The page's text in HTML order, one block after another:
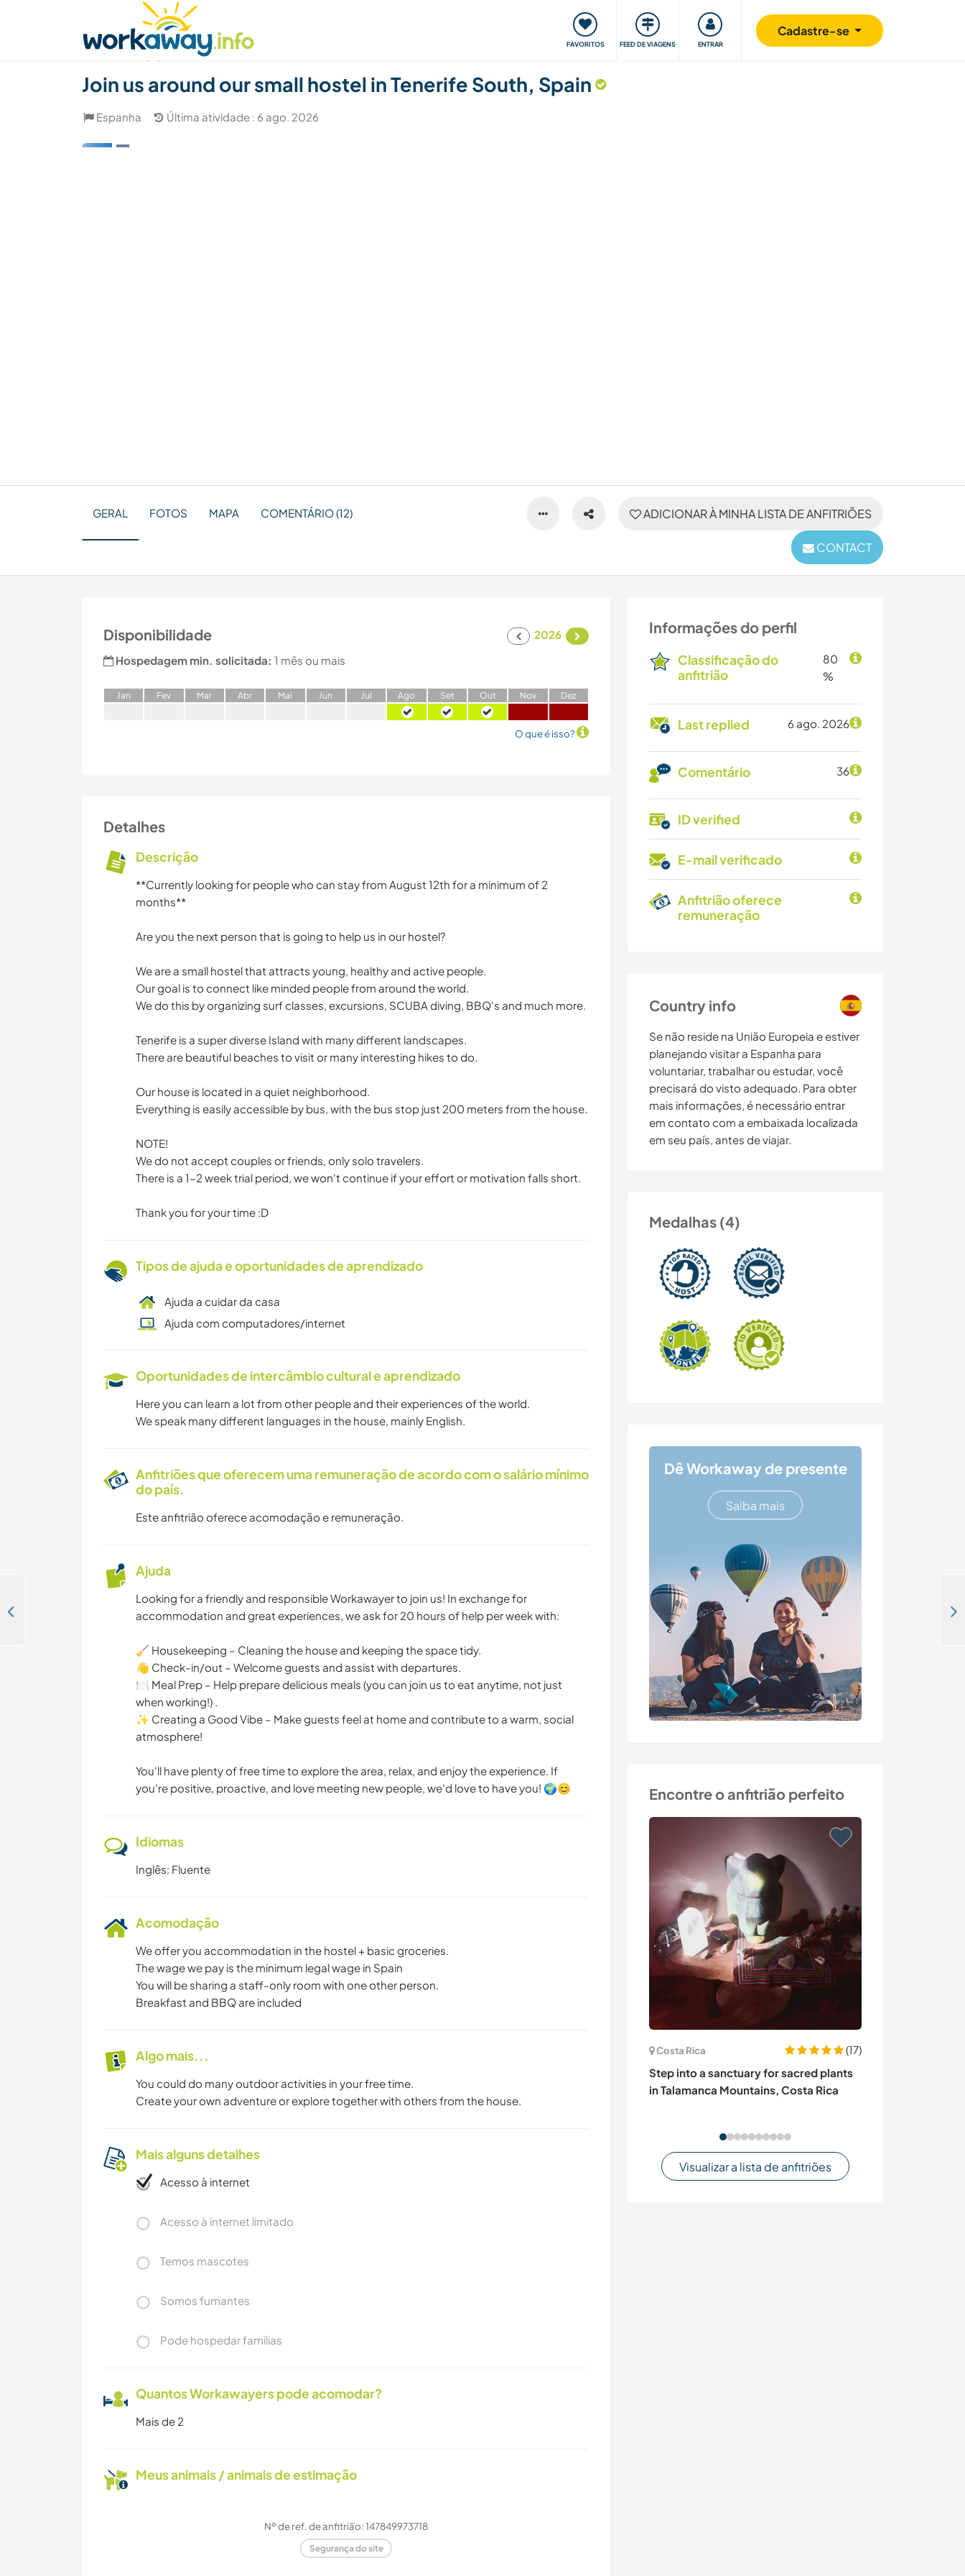
FAVORITOS FEED DE VIAGENS ENTRAR
Cadastre-se
Achar anfitrião Parceiro de viagem Viaje e aprenda Comunidade Retribuindo Segurança
Join us around our small hostel in Tenerife South, Spain
Espanha Última atividade : 6 ago. 2026
ADICIONAR À MINHA LISTA DE ANFITRIÕES
CONTACT
GERAL FOTOS MAPA COMENTÁRIO (12)
Informações do perfil
Classificação do
anfitrião
80
%
Last replied 6 ago. 2026
Comentário 36
ID verified
E-mail verificado
Anfitrião oferece
remuneração
Country info
Se não reside na União Europeia e estiver
planejando visitar a Espanha para
voluntariar, trabalhar ou estudar, você
precisará do visto adequado. Para obter
mais informações, é necessário entrar
em contato com a embaixada localizada
em seu país, antes de viajar.
Medalhas (4)
Dê Workaway de presente
Saiba mais
Encontre o anfitrião perfeito
Costa Rica
(17)
Step into a sanctuary for sacred plants
in Talamanca Mountains, Costa Rica
Visualizar a lista de anfitriões
Disponibilidade
2026
Hospedagem min. solicitada: 1 mês ou mais
Jan Fev Mar Abr Mai Jun Jul Ago Set Out Nov Dez
O que é isso?
Detalhes
Descrição
**Currently looking for people who can stay from August 12th for a minimum of 2
months**
Are you the next person that is going to help us in our hostel?
We are a small hostel that attracts young, healthy and active people.
Our goal is to connect like minded people from around the world.
We do this by organizing surf classes, excursions, SCUBA diving, BBQ's and much more.
Tenerife is a super diverse Island with many different landscapes.
There are beautiful beaches to visit or many interesting hikes to do.
Our house is located in a quiet neighborhood.
Everything is easily accessible by bus, with the bus stop just 200 meters from the house.
NOTE!
We do not accept couples or friends, only solo travelers.
There is a 1-2 week trial period, we won't continue if your effort or motivation falls short.
Thank you for your time :D
Tipos de ajuda e oportunidades de aprendizado
Ajuda a cuidar da casa
Ajuda com computadores/internet
Oportunidades de intercâmbio cultural e aprendizado
Here you can learn a lot from other people and their experiences of the world.
We speak many different languages in the house, mainly English.
Anfitriões que oferecem uma remuneração de acordo com o salário mínimo
do país.
Este anfitrião oferece acomodação e remuneração.
Ajuda
Looking for a friendly and responsible Workawayer to join us! In exchange for
accommodation and great experiences, we ask for 20 hours of help per week with:
🧹 Housekeeping – Cleaning the house and keeping the space tidy.
👋 Check-in/out – Welcome guests and assist with departures.
🍽 Meal Prep – Help prepare delicious meals (you can join us to eat anytime, not just
when working!) .
✨ Creating a Good Vibe – Make guests feel at home and contribute to a warm, social
atmosphere!
You'll have plenty of free time to explore the area, relax, and enjoy the experience. If
you're positive, proactive, and love meeting new people, we'd love to have you! 🌍😊
Idiomas
Inglês: Fluente
Acomodação
We offer you accommodation in the hostel + basic groceries.
The wage we pay is the minimum legal wage in Spain
You will be sharing a staff-only room with one other person.
Breakfast and BBQ are included
Algo mais...
You could do many outdoor activities in your free time.
Create your own adventure or explore together with others from the house.
Mais alguns detalhes
Acesso à internet
Acesso à internet limitado
Temos mascotes
Somos fumantes
Pode hospedar famílias
Quantos Workawayers pode acomodar?
Mais de 2
Meus animais / animais de estimação
Nº de ref. de anfitrião: 147849973718
Segurança do site